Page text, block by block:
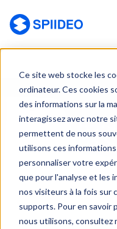
Ce site web stocke les
ordinateur. Ces cookies
des informations sur la
interagissez avec notre
permettent de nous
utilisons ces
personnaliser votre
que pour l'analyse et les
nos visiteurs à la fois sur
supports. Pour en savoir
nous utilisons, consultez